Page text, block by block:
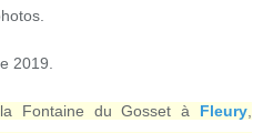
2019.
Fontaine du Gosset à Fleury